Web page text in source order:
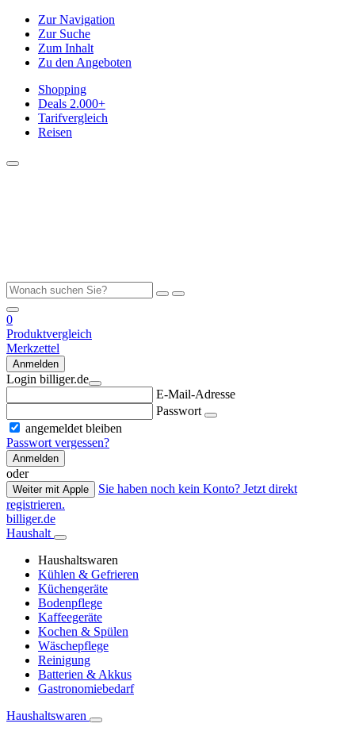
Zur Navigation
Zur Suche
Zum Inhalt
Zu den Angeboten
Shopping
Deals 2.000+
Tarifvergleich
Reisen
0
Produktvergleich
Merkzettel
Anmelden
Login billiger.de
E-Mail-Adresse
Passwort
angemeldet bleiben
Passwort vergessen?
Anmelden
oder
Weiter mit Apple
Sie haben noch kein Konto? Jetzt direkt
registrieren.
billiger.de
Haushalt
Haushaltswaren
Kühlen & Gefrieren
Küchengeräte
Bodenpflege
Kaffeegeräte
Kochen & Spülen
Wäschepflege
Reinigung
Batterien & Akkus
Gastronomiebedarf
Haushaltswaren